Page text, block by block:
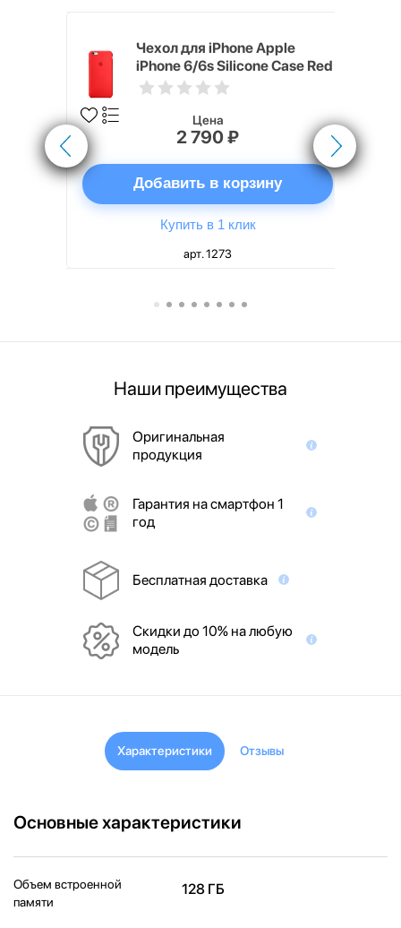
Чехол для iPhone Apple
iPhone 6/6s Silicone Case Red
Цена
2 790 ₽
Добавить в корзину
Купить в 1 клик
арт. 1273
Наши преимущества
Оригинальная
продукция
Гарантия на смартфон 1
год
Бесплатная доставка
Скидки до 10% на любую
модель
Характеристики Отзывы
Основные характеристики
Объем встроенной
памяти
128 ГБ